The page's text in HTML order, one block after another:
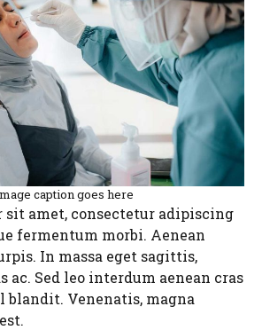
caption goes here
sit amet, consectetur adipiscing
fermentum morbi. Aenean
In massa eget sagittis,
ac. Sed leo interdum aenean cras
blandit. Venenatis, magna